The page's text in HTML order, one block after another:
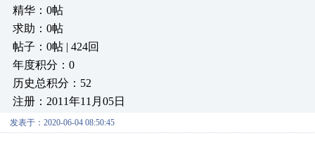
精华：0帖
求助：0帖
帖子：0帖 | 424回
年度积分：0
历史总积分：52
注册：2011年11月05日
发表于：2020-06-04 08:50:45